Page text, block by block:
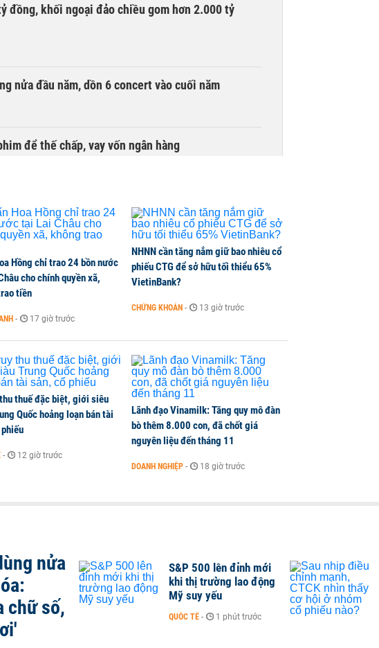
đồng, khối ngoại đảo chiều gom hơn 2.000 tỷ
nửa đầu năm, dồn 6 concert vào cuối năm
để thế chấp, vay vốn ngân hàng
Hồng chỉ trao 24 bồn nước
cho chính quyền xã,
tiền
- 17 giờ trước
NHNN cần tăng nắm giữ bao nhiêu cổ
phiếu CTG để sở hữu tối thiểu 65%
VietinBank?
CHỨNG KHOÁN - 13 giờ trước
thuế đặc biệt, giới siêu
Quốc hoảng loạn bán tài
- 12 giờ trước
Lãnh đạo Vinamilk: Tăng quy mô đàn
bò thêm 8.000 con, đã chốt giá
nguyên liệu đến tháng 11
DOANH NGHIỆP - 18 giờ trước
nửa
chữ số,
S&P 500 lên đỉnh mới
khi thị trường lao động
Mỹ suy yếu
QUỐC TẾ - 1 phút trước